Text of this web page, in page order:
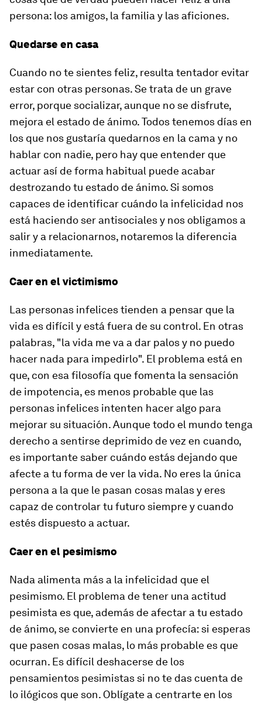
persona: los amigos, la familia y las aficiones.
Quedarse en casa
Cuando no te sientes feliz, resulta tentador evitar
estar con otras personas. Se trata de un grave
error, porque socializar, aunque no se disfrute,
mejora el estado de ánimo. Todos tenemos días en
los que nos gustaría quedarnos en la cama y no
hablar con nadie, pero hay que entender que
actuar así de forma habitual puede acabar
destrozando tu estado de ánimo. Si somos
capaces de identificar cuándo la infelicidad nos
está haciendo ser antisociales y nos obligamos a
salir y a relacionarnos, notaremos la diferencia
inmediatamente.
Caer en el victimismo
Las personas infelices tienden a pensar que la
vida es difícil y está fuera de su control. En otras
palabras, "la vida me va a dar palos y no puedo
hacer nada para impedirlo". El problema está en
que, con esa filosofía que fomenta la sensación
de impotencia, es menos probable que las
personas infelices intenten hacer algo para
mejorar su situación. Aunque todo el mundo tenga
derecho a sentirse deprimido de vez en cuando,
es importante saber cuándo estás dejando que
afecte a tu forma de ver la vida. No eres la única
persona a la que le pasan cosas malas y eres
capaz de controlar tu futuro siempre y cuando
estés dispuesto a actuar.
Caer en el pesimismo
Nada alimenta más a la infelicidad que el
pesimismo. El problema de tener una actitud
pesimista es que, además de afectar a tu estado
de ánimo, se convierte en una profecía: si esperas
que pasen cosas malas, lo más probable es que
ocurran. Es difícil deshacerse de los
pensamientos pesimistas si no te das cuenta de
lo ilógicos que son. Oblígate a centrarte en los